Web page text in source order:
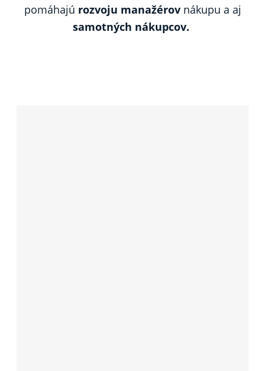
pomáhajú rozvoju manažérovnákupu a aj
samotných nákupcov.